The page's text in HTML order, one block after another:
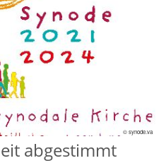
© synode.va
abgestimmt